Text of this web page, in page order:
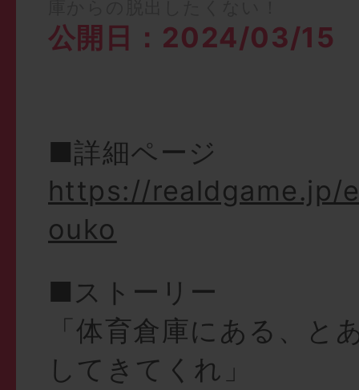
公開日：2024/03/15
■詳細ページ
https://realdgame.jp/
ouko
■ストーリー
「体育倉庫にある、と
してきてくれ」